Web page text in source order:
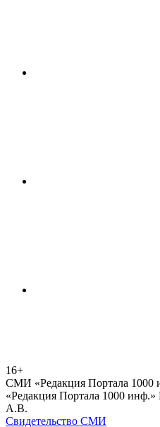
16+
СМИ «Редакция Портала 1000
«Редакция Портала 1000
А.В.
Свидетельство СМИ